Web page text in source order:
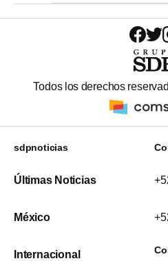
Todos los derechos
sdpnoticias
Últimas Noticias
México
Internacional